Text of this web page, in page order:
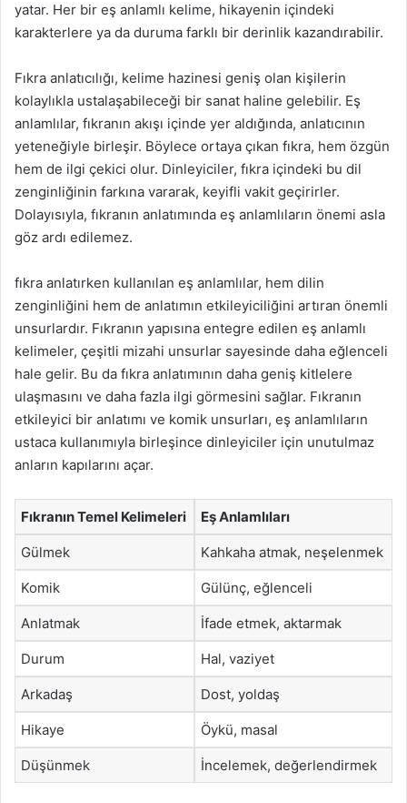
yatar. Her bir eş anlamlı kelime, hikayenin içindeki
karakterlere ya da duruma farklı bir derinlik kazandırabilir.
Fıkra anlatıcılığı, kelime hazinesi geniş olan kişilerin
kolaylıkla ustalaşabileceği bir sanat haline gelebilir. Eş
anlamlılar, fıkranın akışı içinde yer aldığında, anlatıcının
yeteneğiyle birleşir. Böylece ortaya çıkan fıkra, hem özgün
hem de ilgi çekici olur. Dinleyiciler, fıkra içindeki bu dil
zenginliğinin farkına vararak, keyifli vakit geçirirler.
Dolayısıyla, fıkranın anlatımında eş anlamlıların önemi asla
göz ardı edilemez.
fıkra anlatırken kullanılan eş anlamlılar, hem dilin
zenginliğini hem de anlatımın etkileyiciliğini artıran önemli
unsurlardır. Fıkranın yapısına entegre edilen eş anlamlı
kelimeler, çeşitli mizahi unsurlar sayesinde daha eğlenceli
hale gelir. Bu da fıkra anlatımının daha geniş kitlelere
ulaşmasını ve daha fazla ilgi görmesini sağlar. Fıkranın
etkileyici bir anlatımı ve komik unsurları, eş anlamlıların
ustaca kullanımıyla birleşince dinleyiciler için unutulmaz
anların kapılarını açar.
Fıkranın Temel Kelimeleri Eş Anlamlıları
Gülmek Kahkaha atmak, neşelenmek
Komik Gülünç, eğlenceli
Anlatmak İfade etmek, aktarmak
Durum Hal, vaziyet
Arkadaş Dost, yoldaş
Hikaye Öykü, masal
Düşünmek İncelemek, değerlendirmek